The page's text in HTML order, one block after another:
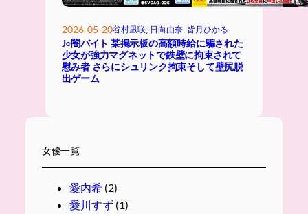
2026-05-20谷村凪咲, 日向由奈, 皆月ひかる
J○闇バイト 某掲示板の高額時給に騙された
少女が強力マグネットで鉄壁に拘束されて
慰み者 さらにシュリンク拘束そして壁尻脱
出ゲーム
女優一覧
愛内希(2)
愛川すず(1)